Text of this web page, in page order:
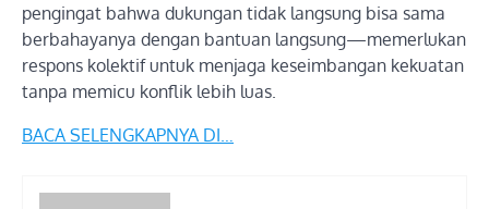
pengingat bahwa dukungan tidak langsung bisa sama
berbahayanya dengan bantuan langsung—memerlukan
respons kolektif untuk menjaga keseimbangan kekuatan
tanpa memicu konflik lebih luas.
BACA SELENGKAPNYA DI…